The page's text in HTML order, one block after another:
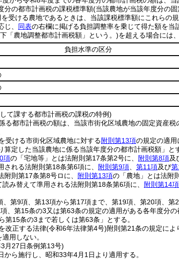
分の都市計画税の課税標準額(当該農地が当該年度分の
受ける農地であるときは、当該課税標準額にこれらの
、 同表の右欄に掲げる負担調整率を乗じて得た額を
「農地調整都市計画税額」という。)を超える場合には
負担水準の区分
て課する都市計画税の課税の特例)
る都市計画税の額は、当該市街化区域農地の固定資産
受ける市街化区域農地に対する附則第13項の規定の適用
算定した当該農地に係る当該年度分の都市計画税額」と
項の「宅地等」とは法附則第17条第2号に、 附則第8項及
される法附則第18条第6項に、
附則第9項 第11項及び
則第17条第8号ロに、
附則第13項の「農地」とは法附
み替えて準用される法附則第18条第6項に、
附則第14項
、第9項、第13項から第17項まで、第19項、第20項、
、第15条の3又は第63条の規定の適用がある各年度分の
第15条の3まで若しくは第63条」とする。
改正する法律(令和6年法律第4号)附則第21条の規定に
用しない。
月27日条例第13号)
から施行し、昭和33年4月1日より適用する。